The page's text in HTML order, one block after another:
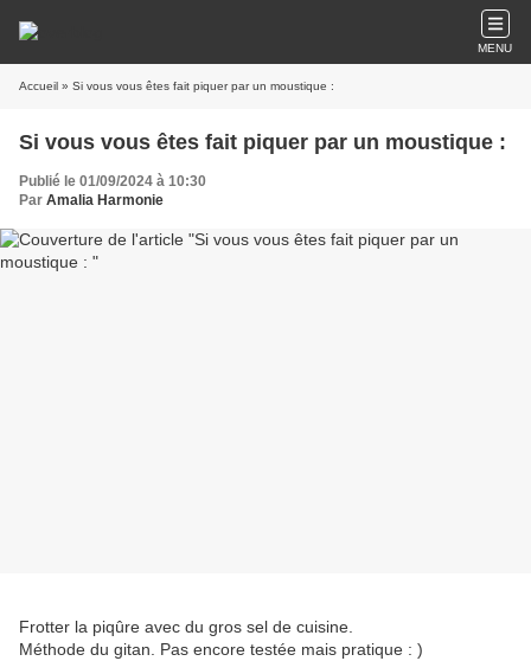
MENU
Accueil » Si vous vous êtes fait piquer par un moustique :
Si vous vous êtes fait piquer par un moustique :
Publié le 01/09/2024 à 10:30
Par Amalia Harmonie
Frotter la piqûre avec du gros sel de cuisine.
Méthode du gitan. Pas encore testée mais pratique : )